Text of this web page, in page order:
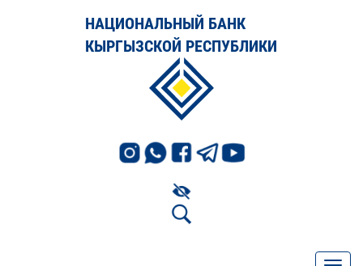
НАЦИОНАЛЬНЫЙ БАНК
КЫРГЫЗСКОЙ РЕСПУБЛИКИ